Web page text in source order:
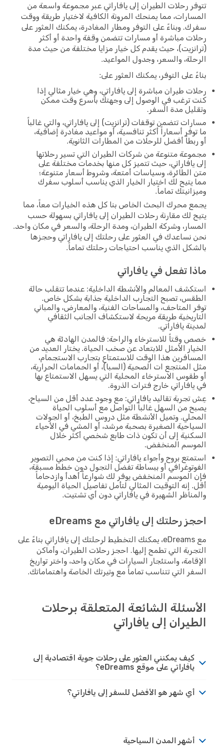
تتوفر رحلات الطيران إلى يافاراتي عبر مجموعة واسعة من
المسارات، مما يمنحك المرونة الكافية لاختيار طريقة ووقت
سفرك. وبناءً على التوفر ومطار المغادرة، يمكنك العثور على
رحلات مباشرة أو مسارات تتضمن وقفة واحدة أو أكثر
(ترانزيت)، حيث يقدم كل خيار مزايا مختلفة من حيث مدة
الرحلة، والسعر، وجدول المواعيد.
بناءً على التوفر، يمكنك العثور على:
رحلات طيران مباشرة إلى يافاراتي، وهي خيار مثالي إذا
كنت ترغب في الوصول إلى وجهتك بأسرع وقت ممكن
وتقليل مدة السفر.
مسارات تتضمن توقفات (ترانزيت) إلى يافاراتي، والتي غالباً
ما توفر أسعاراً أكثر تنافسية، أو مواعيد مغادرة إضافية،
أو ربطاً أفضل للرحلات من المطارات الثانوية.
مجموعة متنوعة من شركات الطيران التي تسير رحلاتها
إلى يافاراتي، حيث تتميز كل منها بخدمات مختلفة على
متن الطائرة، وسياسات أمتعة، وشروط أسعار متنوعة؛
مما يتيح لك اختيار الخيار الذي يناسب أسلوب سفرك
وميزانيتك تماماً.
يجمع محرك البحث الخاص بنا كل هذه الخيارات معاً، مما
يتيح لك مقارنة رحلات الطيران إلى يافاراتي بسهولة حسب
المسار، وشركة الطيران، ومدة الرحلة، والسعر في مكان واحد.
نحن نساعدك في العثور على رحلتك إلى يافاراتي وحجزها
بالشكل الذي يناسب احتياجات رحلتك تماماً.
ماذا تفعل في يافاراتي
استكشف المعالم والأنشطة الداخلية: عندما تتقلب حالة
الطقس، تصبح التجارب الداخلية جذابة بشكل خاص.
توفر المتاحف، والمساحات الفنية، والمعارض، والمباني
التاريخية طريقة مريحة لاستكشاف الجانب الثقافي
لمدينة يافاراتي.
خصص وقتاً للاسترخاء والراحة: فالمدن الهادئة هي
الخيار الأمثل للابتعاد عن صخب الحياة. يختار العديد من
المسافرين هذا الوقت للاستمتاع بتجارب الاستجمام،
مثل المنتجع ات الصحية (السبا)، أو الحمامات الحرارية،
أو طقوس الاسترخاء المحلية التي يسهل الاستمتاع بها
في يافاراتي خارج فترات الذروة.
عِش تجربة تقاليد يافاراتي: مع وجود عدد أقل من السياح،
يصبح من السهل غالباً التواصل مع أسلوب الحياة
المحلي. وتميل الأنشطة مثل دروس الطبخ، أو الجولات
السياحية الصغيرة بصحبة مرشد، أو المشي في الأحياء
السكنية إلى أن تكون ذات طابع شخصي أكثر خلال
الموسم المنخفض.
استمتع بروح وأجواء يافاراتي: إذا كنت من محبي التصوير
الفوتوغرافي أو ببساطة تفضل التجول دون خطط مسبقة،
فإن الموسم المنخفض يوفر لك شوارعاً أهدأ وازدحاماً
أقل. إنه التوقيت المثالي لتأمل تفاصيل الحياة اليومية
والمناظر الشهيرة في يافاراتي دون أي تشتيت.
احجز رحلتك إلى يافاراتي مع eDreams
مع eDreams، يمكنك التخطيط لرحلتك إلى يافاراتي بناءً على
التجربة التي تطمح إليها. احجز رحلات الطيران، وأماكن
الإقامة، واستئجار السيارات في مكان واحد، واختر تواريخ
السفر التي تتناسب تماماً مع وتيرتك الخاصة واهتماماتك.
الأسئلة الشائعة المتعلقة برحلات
الطيران إلى يافاراتي
كيف يمكنني العثور على رحلات جوية اقتصادية إلى
يافاراتي على موقع eDreams؟
أي شهر هو الأفضل للسفر إلى يافاراتي؟
أشهر المدن السياحية